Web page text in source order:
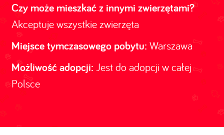
Czy może mieszkać z innymi zwierzętami?
Akceptuje wszystkie zwierzęta
Miejsce tymczasowego pobytu: Warszawa
Możliwość adopcji: Jest do adopcji w całej
Polsce